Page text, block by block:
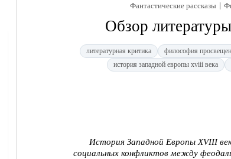
Фантастические рассказы |
Обзор
литературная критика философия
история западной европы xviii века
История Западной Европы XVIII
социальных конфликтов между